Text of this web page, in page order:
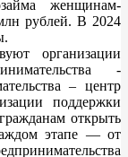
женщинам-
рублей. В 2024
организации
-
– центр
поддержки
открыть
этапе — от